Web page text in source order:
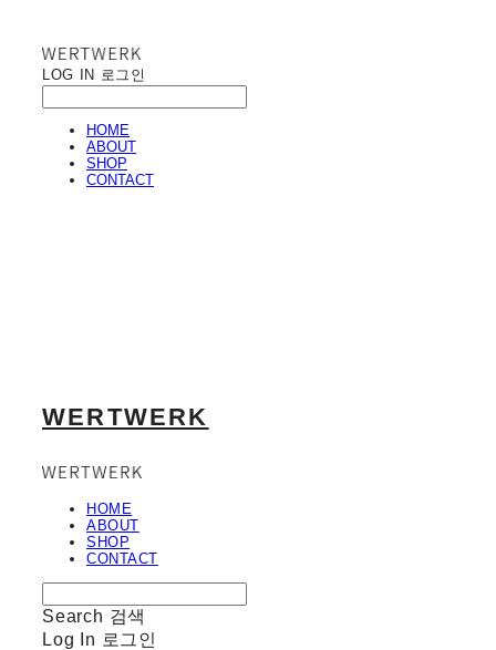
LOG IN 로그인
HOME
ABOUT
SHOP
CONTACT
WERTWERK
HOME
ABOUT
SHOP
CONTACT
Search 검색
Log In 로그인